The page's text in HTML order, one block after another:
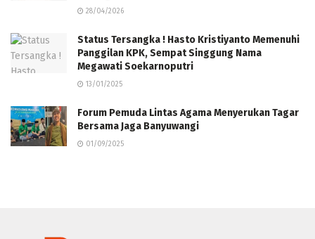
28/04/2026
Status Tersangka ! Hasto Kristiyanto Memenuhi
Panggilan KPK, Sempat Singgung Nama
Megawati Soekarnoputri
13/01/2025
Forum Pemuda Lintas Agama Menyerukan Tagar
Bersama Jaga Banyuwangi
01/09/2025